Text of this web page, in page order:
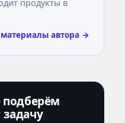
продукты в
автора →
подберём